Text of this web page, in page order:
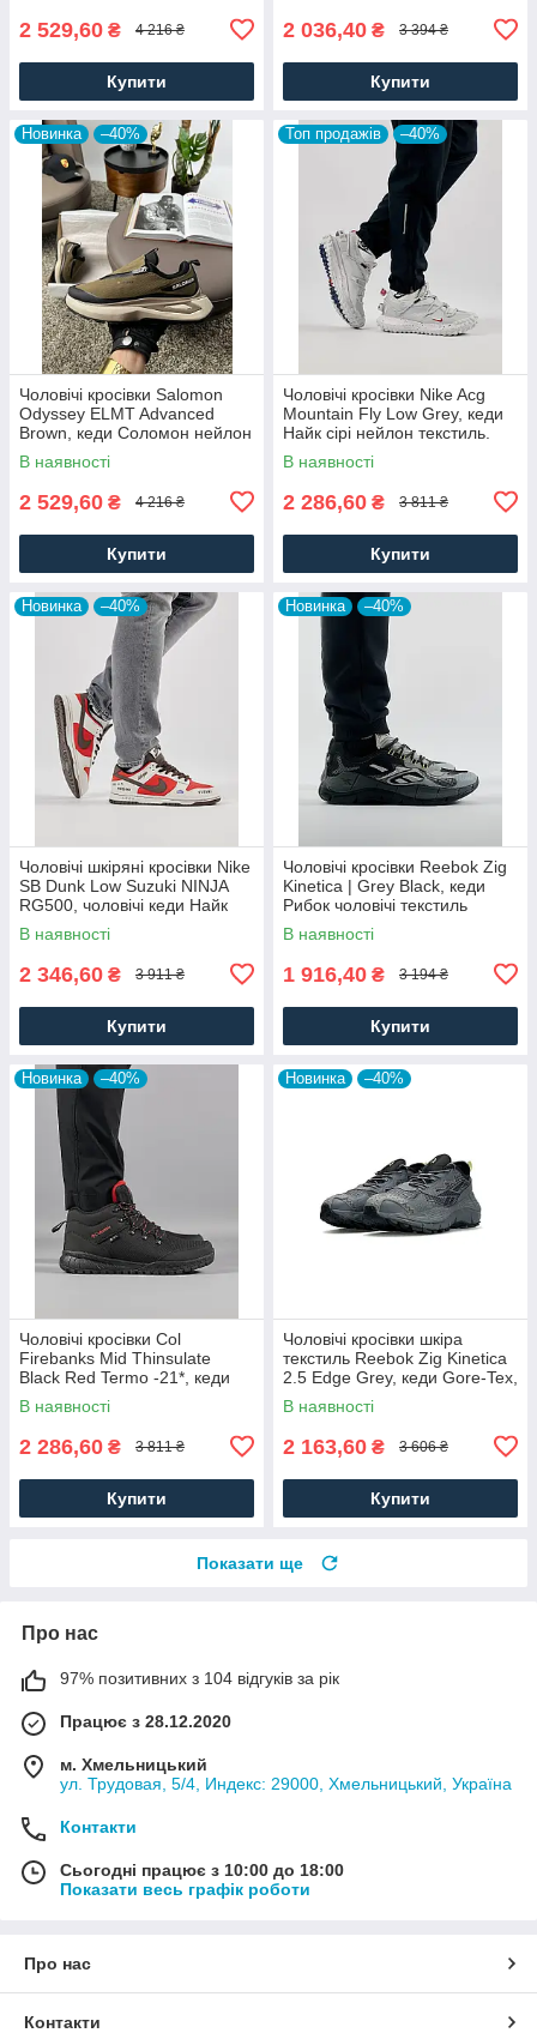
2 529,60 ₴ 4 216 ₴
Купити
2 036,40 ₴ 3 394 ₴
Купити
Новинка –40%
Чоловічі кросівки Salomon
Odyssey ELMT Advanced
Brown, кеди Соломон нейлон
текстиль коричневі, Чоловіче
взуття
В наявності
2 529,60 ₴ 4 216 ₴
Купити
Топ продажів –40%
Чоловічі кросівки Nike Acg
Mountain Fly Low Grey, кеди
Найк сірі нейлон текстиль.
Чоловіче взуття
В наявності
2 286,60 ₴ 3 811 ₴
Купити
Новинка –40%
Чоловічі шкіряні кросівки Nike
SB Dunk Low Suzuki NINJA
RG500, чоловічі кеди Найк
червоні, Чоловіче взуття
В наявності
2 346,60 ₴ 3 911 ₴
Купити
Новинка –40%
Чоловічі кросівки Reebok Zig
Kinetica | Grey Black, кеди
Рибок чоловічі текстиль
нейлон сірі. Чоловіче взуття
В наявності
1 916,40 ₴ 3 194 ₴
Купити
Новинка –40%
Чоловічі кросівки Col
Firebanks Mid Thinsulate
Black Red Termo -21*, кеди
водонепрон. текстиль.
Чоловіче взуття
В наявності
2 286,60 ₴ 3 811 ₴
Купити
Новинка –40%
Чоловічі кросівки шкіра
текстиль Reebok Zig Kinetica
2.5 Edge Grey, кеди Gore-Tex,
термо сірі. Чоловіче взуття
В наявності
2 163,60 ₴ 3 606 ₴
Купити
Показати ще
Про нас
97% позитивних з 104 відгуків за рік
Працює з 28.12.2020
м. Хмельницький
ул. Трудовая, 5/4, Индекс: 29000, Хмельницький, Україна
Контакти
Сьогодні працює з 10:00 до 18:00
Показати весь графік роботи
Про нас
Контакти